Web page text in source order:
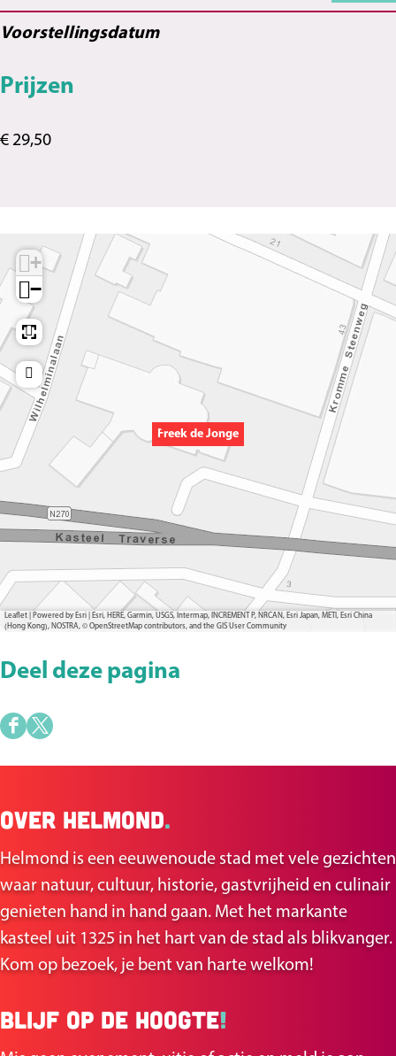
Voorstellingsdatum
Prijzen
€ 29,50
Freek de Jonge
+
−
Leaflet
Powered by Esri | Esri, HERE, Garmin, USGS, Intermap, INCREMENT P, NRCAN, Esri Japan, METI, Esri China
(Hong Kong), NOSTRA, © OpenStreetMap contributors, and the GIS User Community
Deel deze pagina
D
e
l
e
z
e
p
a
i
D
e
l
e
z
e
p
a
i
Over Helmond.
Helmond is een eeuwenoude stad met vele gezichten
waar natuur, cultuur, historie, gastvrijheid en culinair
genieten hand in hand gaan. Met het markante
kasteel uit 1325 in het hart van de stad als blikvanger.
Kom op bezoek, je bent van harte welkom!
Blijf op de hoogte!